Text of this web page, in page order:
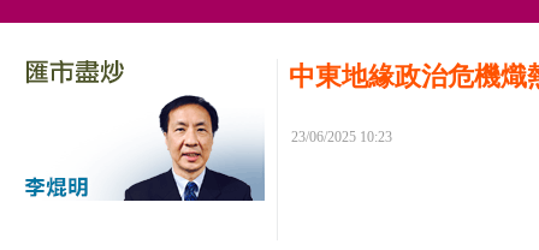
中東地緣政治危機熾
23/06/2025 10:23